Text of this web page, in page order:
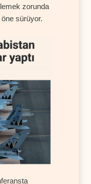
zorunda
sürüyor.